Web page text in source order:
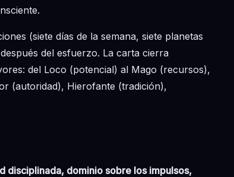
(siete días de la semana, siete planetas
después del esfuerzo. La carta cierra
del Loco (potencial) al Mago (recursos),
(autoridad), Hierofante (tradición),
disciplinada, dominio sobre los impulsos,